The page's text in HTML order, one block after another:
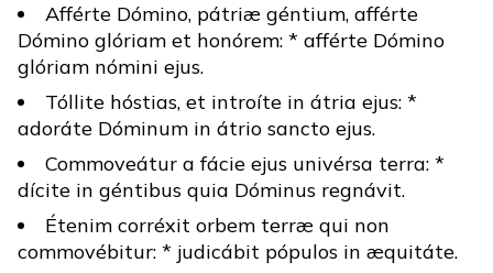
Afférte Dómino, pátriæ géntium, afférte
Dómino glóriam et honórem: * afférte Dómino
glóriam nómini ejus.
Tóllite hóstias, et introíte in átria ejus: *
adoráte Dóminum in átrio sancto ejus.
Commoveátur a fácie ejus univérsa terra: *
dícite in géntibus quia Dóminus regnávit.
Étenim corréxit orbem terræ qui non
commovébitur: * judicábit pópulos in æquitáte.